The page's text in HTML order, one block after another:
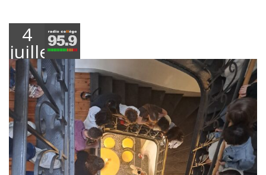
4
juillet
2024